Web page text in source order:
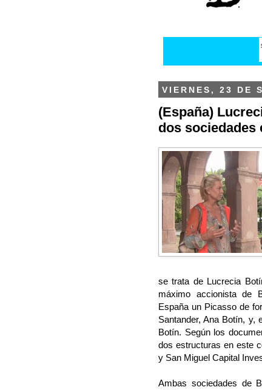
VIERNES, 23 DE
(España)
dos sociedades
se trata de Lucrecia
máximo accionista de
España un Picasso de
Santander, Ana Botín, y,
Botín. Según los
dos estructuras en este
y San Miguel Capital
Ambas sociedades de